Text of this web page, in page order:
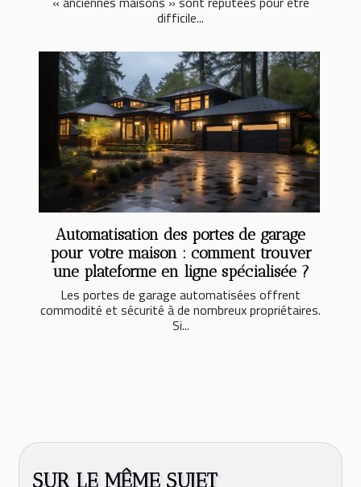
difficile...
Automatisation des portes de garage
pour votre maison : comment trouver
une plateforme en ligne spécialisée ?
Les portes de garage automatisées offrent
commodité et sécurité à de nombreux propriétaires.
Si...
SUR LE MÊME SUJET